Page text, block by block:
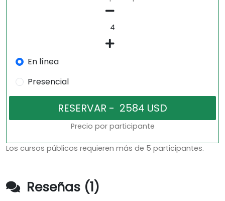
En línea
Presencial
Precio por participante
Los cursos públicos requieren más de 5 participantes.
Reseñas (1)